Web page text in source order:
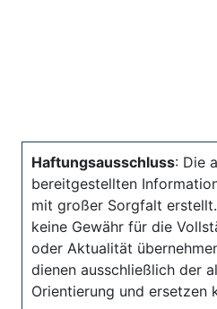
Haftungsausschluss: Die
bereitgestellten
mit großer Sorgfalt
keine Gewähr für die
oder Aktualität
dienen ausschließlich der
Orientierung und ersetzen